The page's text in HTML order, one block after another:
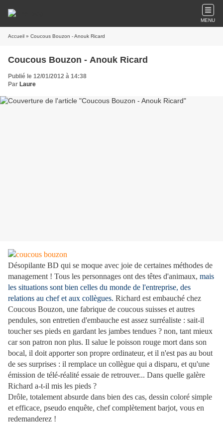
MENU
Accueil » Coucous Bouzon - Anouk Ricard
Coucous Bouzon - Anouk Ricard
Publié le 12/01/2012 à 14:38
Par Laure
Désopilante BD qui se moque avec joie de certaines méthodes de
management ! Tous les personnages ont des têtes d'animaux, mais
les situations sont bien celles du monde de l'entreprise, des
relations au chef et aux collègues. Richard est embauché chez
Coucous Bouzon, une fabrique de coucous suisses et autres
pendules, son entretien d'embauche est assez surréaliste : sait-il
toucher ses pieds en gardant les jambes tendues ? non, tant mieux
car son patron non plus. Il salue le poisson rouge mort dans son
bocal, il doit apporter son propre ordinateur, et il n'est pas au bout
de ses surprises : il remplace un collègue qui a disparu, et qu'une
émission de télé-réalité essaie de retrouver... Dans quelle galère
Richard a-t-il mis les pieds ?
Drôle, totalement absurde dans bien des cas, dessin coloré simple
et efficace, pseudo enquête, chef complètement barjot, vous en
redemanderez !